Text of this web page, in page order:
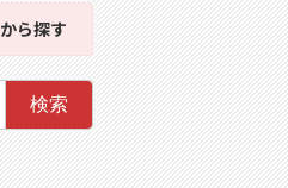
から探す
検索